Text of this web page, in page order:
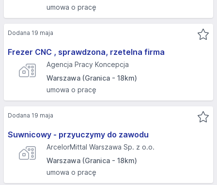
umowa o pracę
Frezer CNC , sprawdzona, rzetelna firma
Agencja Pracy Koncepcja
Warszawa (Granica - 18km)
umowa o pracę
Dodana 19 maja
Suwnicowy - przyuczymy do zawodu
ArcelorMittal Warszawa Sp. z o.o.
Warszawa (Granica - 18km)
umowa o pracę
Dodana 19 maja